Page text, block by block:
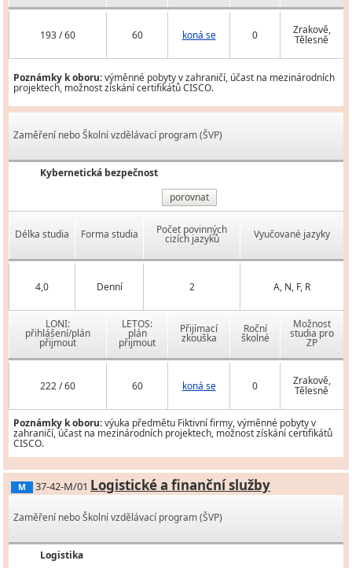
193 / 60 60 koná se 0 Zrakově,
Tělesně
Poznámky k oboru:výměnné pobyty v zahraničí, účast na mezinárodních
projektech, možnost získání certifikátů CISCO.
Zaměření nebo Školní vzdělávací program (ŠVP)
Kybernetická bezpečnost
porovnat
Délka studia Forma studia Počet povinných
cizích jazyků Vyučované jazyky
4,0 Denní 2 A, N, F, R
LONI:
přihlášení/plán
přijmout
LETOS:
plán
přijmout
Přijímací
zkouška
Roční
školné
Možnost
studia pro
ZP
222 / 60 60 koná se 0 Zrakově,
Tělesně
Poznámky k oboru:výuka předmětu Fiktivní firmy, výměnné pobyty v
zahraničí, účast na mezinárodních projektech, možnost získání certifikátů
CISCO.
M 37-42-M/01 Logistické a finanční služby
Zaměření nebo Školní vzdělávací program (ŠVP)
Logistika